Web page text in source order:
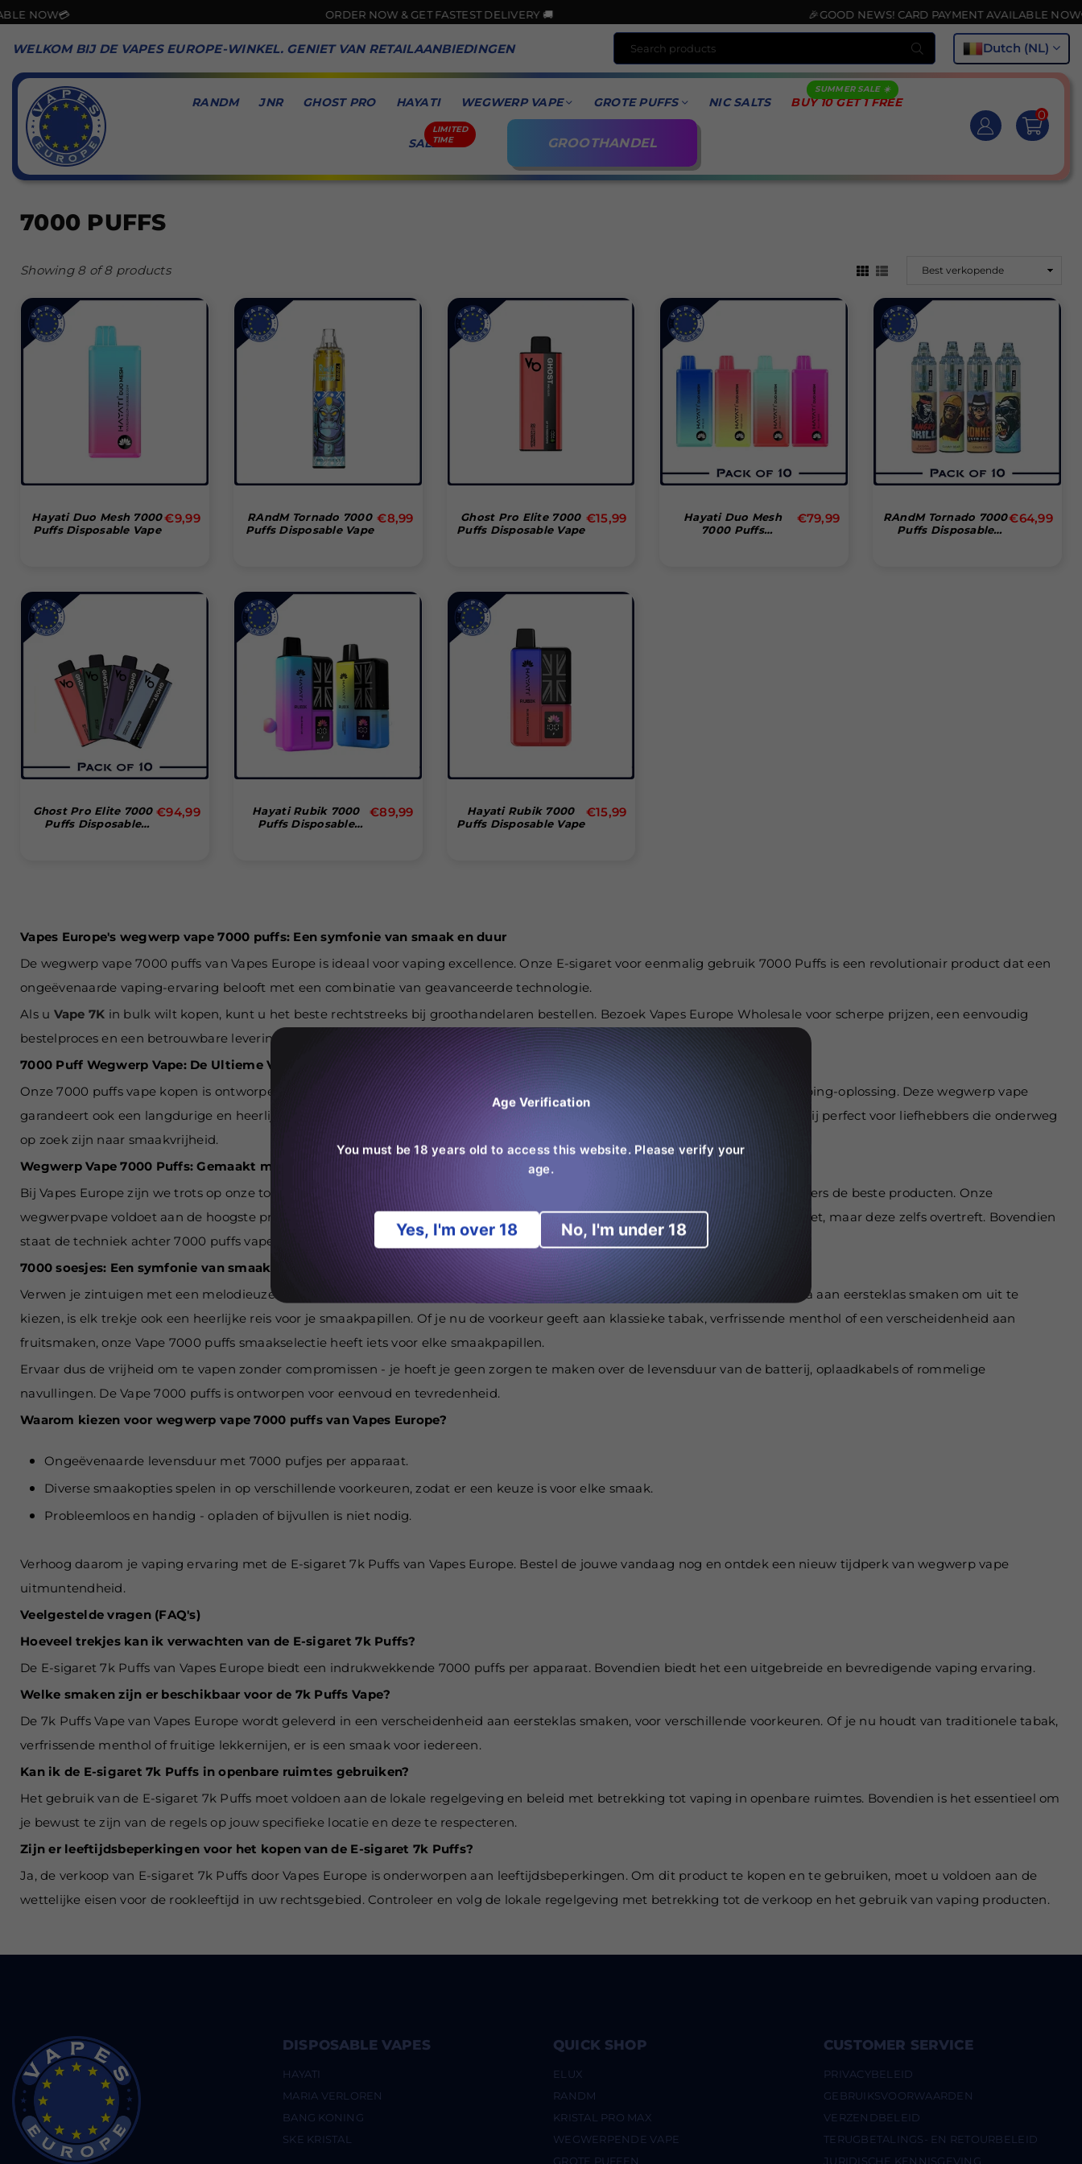
ORDER NOW & GET FASTEST DELIVERY 🚚 🎉GOOD NEWS! CARD PAYMENT AVAILABLE NOW💳
WELKOM BIJ DE VAPES EUROPE-WINKEL. GENIET VAN RETAILAANBIEDINGEN Submit Dutch (NL)
VAPES
EUROPE
RANDM JNR GHOST PRO HAYATI WEGWERP VAPE GROTE PUFFS NIC SALTS BUY 10 GET 1 FREE
SALE GROOTHANDEL
0
7000 PUFFS
Showing 8 of 8 products
Hayati Duo Mesh 7000
Puffs Disposable Vape
Normale
€9,99
RAndM Tornado 7000
Puffs Disposable Vape
Normale
€8,99
Ghost Pro Elite 7000
Puffs Disposable Vape
Normale
€15,99
Hayati Duo Mesh
7000 Puffs
€79,99
RAndM Tornado 7000
Puffs Disposable
Normale
€64,99
Ghost Pro Elite 7000
Puffs Disposable
Normale
€94,99
Hayati Rubik 7000
Puffs Disposable
Normale
€89,99
Hayati Rubik 7000
Puffs Disposable Vape
Normale
prijs
€15,99
Vapes Europe's wegwerp vape 7000 puffs: Een symfonie van smaak en duur
De wegwerp vape 7000 puffs van Vapes Europe is ideaal voor vaping excellence. Onze E-sigaret voor eenmalig gebruik 7000 Puffs is een revolutionair product dat een
ongeëvenaarde vaping-ervaring belooft met een combinatie van geavanceerde technologie.
Als u Vape 7K in bulk wilt kopen, kunt u het beste rechtstreeks bij groothandelaren bestellen. Bezoek Vapes Europe Wholesale voor scherpe prijzen, een eenvoudig
bestelproces en een betrouwbare levering.
7000 Puff Wegwerp Vape: De Ultieme Vaping Oplossing
Onze 7000 puffs vape kopen is ontworpen voor iedereen die op zoek is naar een probleemloze, duurzame en hoogwaardige vaping-oplossing. Deze wegwerp vape
garandeert ook een langdurige en heerlijke vaping ervaring. Bovendien hoef je hem niet bij te vullen of op te laden. Daarom is hij perfect voor liefhebbers die onderweg
op zoek zijn naar smaakvrijheid.
Wegwerp Vape 7000 Puffs: Gemaakt met uitmuntendheid
Bij Vapes Europe zijn we trots op onze toewijding aan kwaliteit en innovatie. Onze wegwerp
vape 7000 puffscollectie biedt vapers de beste producten. Onze
wegwerpvape voldoet aan de hoogste productienormen en garandeert een product dat niet alleen aan de verwachtingen voldoet, maar deze zelfs overtreft. Bovendien
staat de techniek achter 7000 puffs vape prijs garant voor betrouwbaarheid, veiligheid en een uitzonderlijke vaping-ervaring.
7000 soesjes: Een symfonie van smaak en duur
Verwen je zintuigen met een melodieuze reeks smaken in de Vape 7000 puffs gemaakt door Vapes Europe. Met een breed scala aan eersteklas smaken om uit te
kiezen, is elk trekje ook een heerlijke reis voor je smaakpapillen. Of je nu de voorkeur geeft aan klassieke tabak, verfrissende menthol of een verscheidenheid aan
fruitsmaken, onze Vape 7000 puffs smaakselectie heeft iets voor elke smaakpapillen.
Ervaar dus de vrijheid om te vapen zonder compromissen - je hoeft je geen zorgen te maken over de levensduur van de batterij, oplaadkabels of rommelige
navullingen. De Vape 7000 puffs is ontworpen voor eenvoud en tevredenheid.
Waarom kiezen voor wegwerp vape 7000 puffs van Vapes Europe?
Ongeëvenaarde levensduur met 7000 pufjes per apparaat.
Diverse smaakopties spelen in op verschillende voorkeuren, zodat er een keuze is voor elke smaak.
Probleemloos en handig - opladen of bijvullen is niet nodig.
Verhoog daarom je vaping ervaring met de E-sigaret 7k Puffs van Vapes Europe. Bestel de jouwe vandaag nog en ontdek een nieuw tijdperk van wegwerp vape
uitmuntendheid.
Veelgestelde vragen (FAQ's)
Hoeveel trekjes kan ik verwachten van de E-sigaret 7k Puffs?
De E-sigaret 7k Puffs van Vapes Europe biedt een indrukwekkende 7000 puffs per apparaat. Bovendien biedt het een uitgebreide en bevredigende vaping ervaring.
Welke smaken zijn er beschikbaar voor de 7k Puffs Vape?
De 7k Puffs Vape van Vapes Europe wordt geleverd in een verscheidenheid aan eersteklas smaken, voor verschillende voorkeuren. Of je nu houdt van traditionele tabak,
verfrissende menthol of fruitige lekkernijen, er is een smaak voor iedereen.
Kan ik de E-sigaret 7k Puffs in openbare ruimtes gebruiken?
Het gebruik van de E-sigaret 7k Puffs moet voldoen aan de lokale regelgeving en beleid met betrekking tot vaping in openbare ruimtes. Bovendien is het essentieel om
je bewust te zijn van de regels op jouw specifieke locatie en deze te respecteren.
Zijn er leeftijdsbeperkingen voor het kopen van de E-sigaret 7k Puffs?
Ja, de verkoop van E-sigaret 7k Puffs door Vapes Europe is onderworpen aan leeftijdsbeperkingen. Om dit product te kopen en te gebruiken, moet u voldoen aan de
wettelijke eisen voor de rookleeftijd in uw rechtsgebied. Controleer en volg de lokale regelgeving met betrekking tot de verkoop en het gebruik van vaping producten.
DISPOSABLE VAPES
HAYATI
MARIA VERLOREN
BANG KONING
SKE KRISTAL
QUICK SHOP
ELUX
RANDM
KRISTAL PRO MAX
WEGWERPENDE VAPE
GROTE PUFFEN
CUSTOMER SERVICE
PRIVACYBELEID
GEBRUIKSVOORWAARDEN
VERZENDBELEID
TERUGBETALINGS- EN RETOURBELEID
JURIDISCHE KENNISGEVING
Age Verification
You must be 18 years old to access this website. Please verify your
age.
Yes, I'm over 18 No, I'm under 18